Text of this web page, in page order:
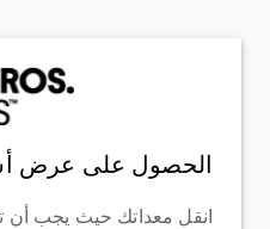
الحصول على عرض
انقل معداتك حيث يجب